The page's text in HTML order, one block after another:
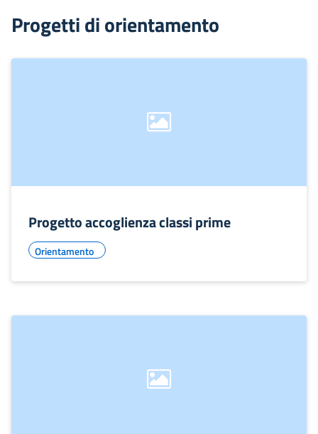
Progetti di orientamento
Progetto accoglienza classi prime
Orientamento